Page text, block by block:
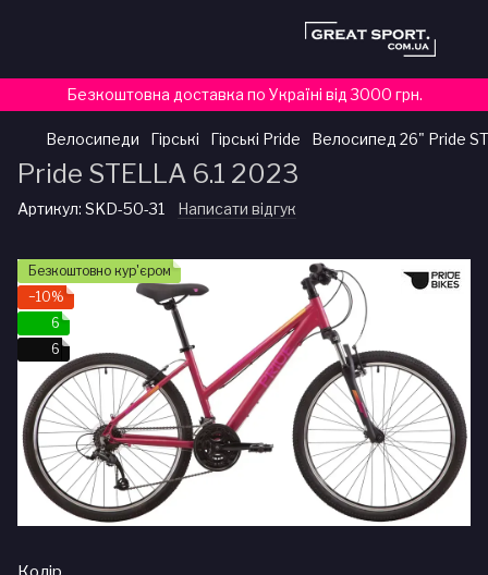
Безкоштовна доставка по Україні від 3000 грн.
Велосипеди Гірські Гірські Pride Велосипед 26" Pride
Pride STELLA 6.1 2023
Артикул: SKD-50-31 Написати відгук
Безкоштовно кур'єром
−10%
6
6